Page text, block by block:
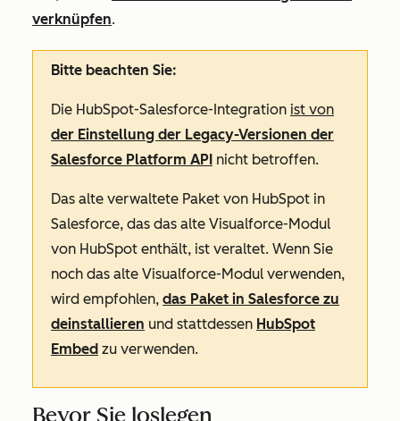
verknüpfen.
Bitte beachten Sie:
Die HubSpot-Salesforce-Integration ist von
der Einstellung der Legacy-Versionen der
Salesforce Platform API nicht betroffen.
Das alte verwaltete Paket von HubSpot in
Salesforce, das das alte Visualforce-Modul
von HubSpot enthält, ist veraltet. Wenn Sie
noch das alte Visualforce-Modul verwenden,
wird empfohlen, das Paket in Salesforce zu
deinstallieren und stattdessen HubSpot
Embed zu verwenden.
Bevor Sie loslegen